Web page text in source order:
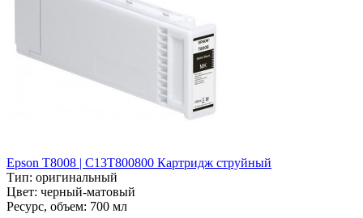
Epson T8008 | C13T800800 Картридж струйный
Тип: оригинальный
Цвет: черный-матовый
Ресурс, объем: 700 мл